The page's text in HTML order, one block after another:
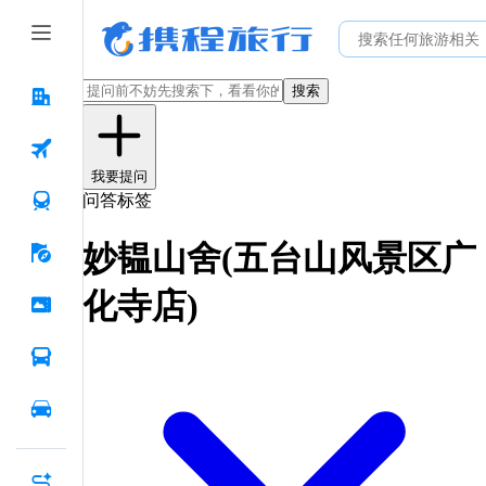
搜索
我要提问
问答标签
妙韫山舍(五台山风景区广
化寺店)